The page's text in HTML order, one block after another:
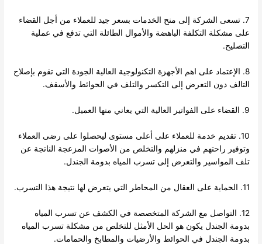
7. تسعى الشركة إلى منح الخدمات بسعر جيد للعملاء من أجل القضاء
على مشكلة التكلفة الباهضة والأموال الطائلة التي تدفع في عملية
التصليح.
8. الإعتماد على اهم الأجهزة التكنولوجية العالية الجودة التي تقوم بإصلاح
التالف دون التعرض إلى التكسر والتلف في الحوائط والأسقف.
9. القضاء على الفواتير العالية التي يعاني منها العميل.
10. تقديم خدمة للعملاء على أعلى مستوى ليحصلوا على رضى العملاء
وتوفير راحتهم في منزلهم والتخلص من الأصوات المزعجة الناتجة عن
تلف المواسير والتعرض إلى تسرب المياه بدومة الجندل.
11. الحماية على العقال من المحاطر التي يتعرض لها نتيجة هذا التسرب.
12. التواصل مع الشركة المتخصصة في الكشف عن تسرب المياه
بدومة الجندل يكون هو الحل الأمثل للتخلص من مشكلة تسرب المياه
بدومة الجندل في الحوائط والأرضيات والمطابخ والحمامات.